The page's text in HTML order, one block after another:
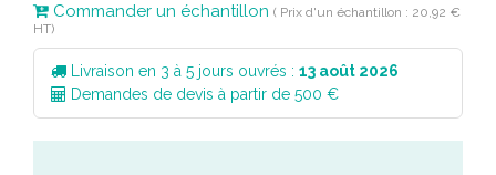
Commander un échantillon ( Prix d'un échantillon : 20,92 €
HT)
Livraison en 3 à 5 jours ouvrés : 13 août 2026
Demandes de devis à partir de 500 €